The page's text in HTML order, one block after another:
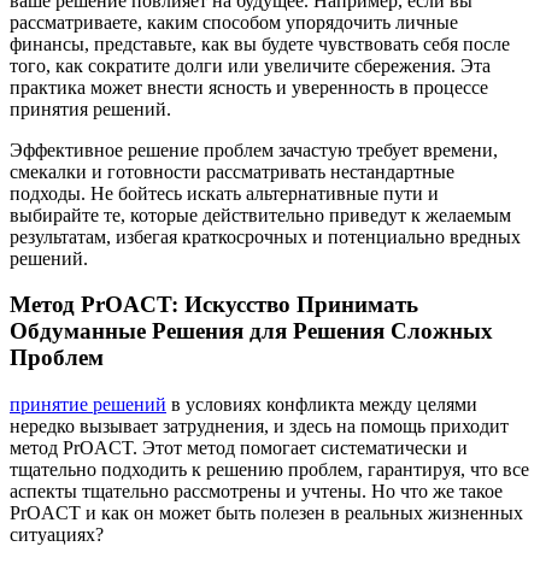
рассматриваете, каким способом упорядочить личные
финансы, представьте, как вы будете чувствовать себя после
того, как сократите долги или увеличите сбережения. Эта
практика может внести ясность и уверенность в процессе
принятия решений.
Эффективное решение проблем зачастую требует времени,
смекалки и готовности рассматривать нестандартные
подходы. Не бойтесь искать альтернативные пути и
выбирайте те, которые действительно приведут к желаемым
результатам, избегая краткосрочных и потенциально вредных
решений.
Метод PrOACT: Искусство Принимать
Обдуманные Решения для Решения Сложных
Проблем
принятие решений в условиях конфликта между целями
нередко вызывает затруднения, и здесь на помощь приходит
метод PrOACT. Этот метод помогает систематически и
тщательно подходить к решению проблем, гарантируя, что все
аспекты тщательно рассмотрены и учтены. Но что же такое
PrOACT и как он может быть полезен в реальных жизненных
ситуациях?